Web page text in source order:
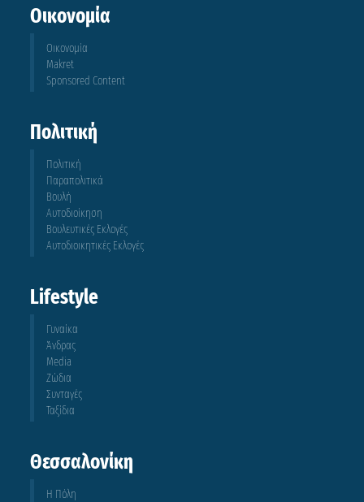
Οικονομία
Οικονομία
Makret
Sponsored Content
Πολιτική
Πολιτική
Παραπολιτικά
Βουλή
Αυτοδιοίκηση
Βουλευτικές Εκλογές
Αυτοδιοικητικές Εκλογές
Lifestyle
Γυναίκα
Άνδρας
Media
Ζώδια
Συνταγές
Ταξίδια
Θεσσαλονίκη
Η Πόλη